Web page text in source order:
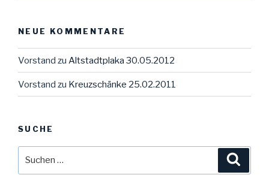
NEUE KOMMENTARE
Vorstand zu Altstadtplaka 30.05.2012
Vorstand zu Kreuzschänke 25.02.2011
SUCHE